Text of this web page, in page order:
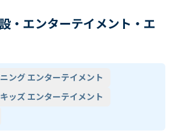
・エンターテイメント・エ
ング エンターテイメント
キッズ エンターテイメント